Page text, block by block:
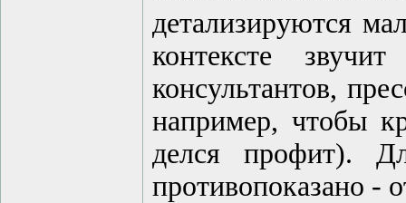
детализируются
контексте
консультантов,
например, чтобы
делся профит).
противопоказано -